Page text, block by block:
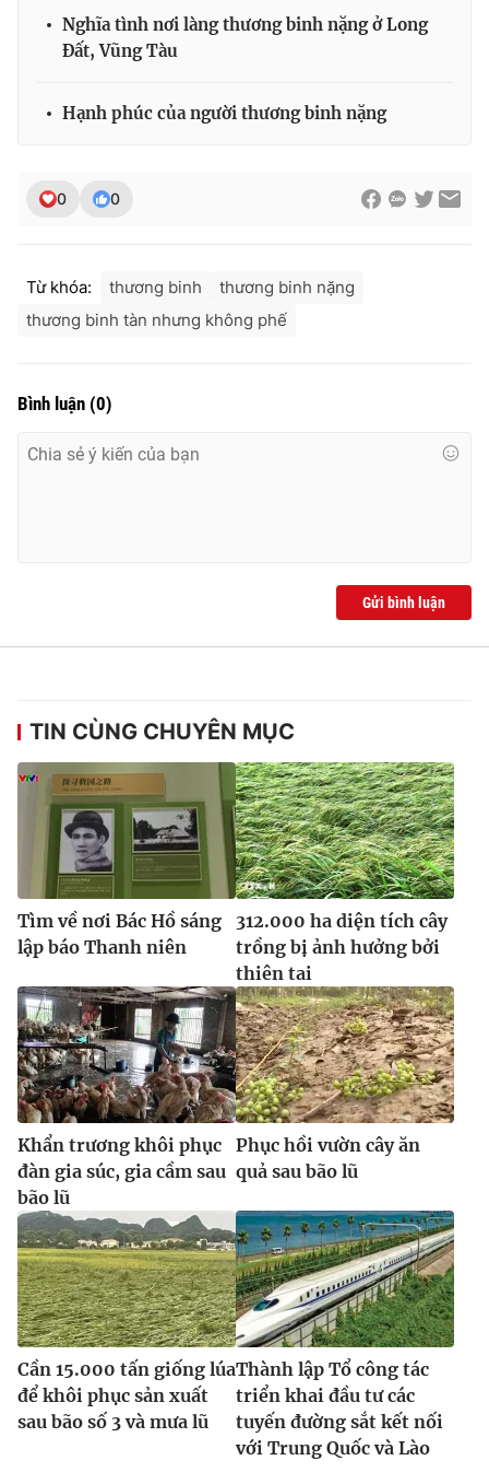
Ðiện thoại Thời báo VTV:
Email:toasoan@vtv.vn
thuận bằng văn bản. Ghi rõ nguồn VTV.vn khi phát hành lại
Nghĩa tình nơi làng thương binh nặng ở Long
Đất, Vũng Tàu
Hạnh phúc của người thương binh nặng
0 0
Từ khóa: thương binh
thương binh nặng
thương binh tàn nhưng không phế
Bình luận (0)
Gửi bình luận
TIN CÙNG CHUYÊN MỤC
Tìm về nơi Bác Hồ sáng
lập báo Thanh niên
312.000 ha diện tích cây
trồng bị ảnh hưởng bởi
thiên tai
Khẩn trương khôi phục
đàn gia súc, gia cầm sau
bão lũ
Phục hồi vườn cây ăn
quả sau bão lũ
Cần 15.000 tấn giống lúa
để khôi phục sản xuất
sau bão số 3 và mưa lũ
Thành lập Tổ công tác
triển khai đầu tư các
tuyến đường sắt kết nối
với Trung Quốc và Lào